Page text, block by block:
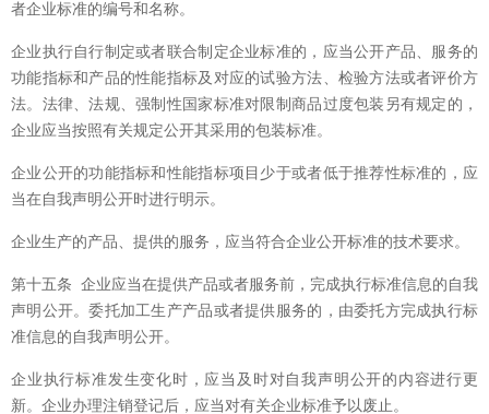
者企业标准的编号和名称。
企业执行自行制定或者联合制定企业标准的，应当公开产品、服务的
功能指标和产品的性能指标及对应的试验方法、检验方法或者评价方
法。法律、法规、强制性国家标准对限制商品过度包装另有规定的，
企业应当按照有关规定公开其采用的包装标准。
企业公开的功能指标和性能指标项目少于或者低于推荐性标准的，应
当在自我声明公开时进行明示。
企业生产的产品、提供的服务，应当符合企业公开标准的技术要求。
第十五条 企业应当在提供产品或者服务前，完成执行标准信息的自我
声明公开。委托加工生产产品或者提供服务的，由委托方完成执行标
准信息的自我声明公开。
企业执行标准发生变化时，应当及时对自我声明公开的内容进行更
新。企业办理注销登记后，应当对有关企业标准予以废止。